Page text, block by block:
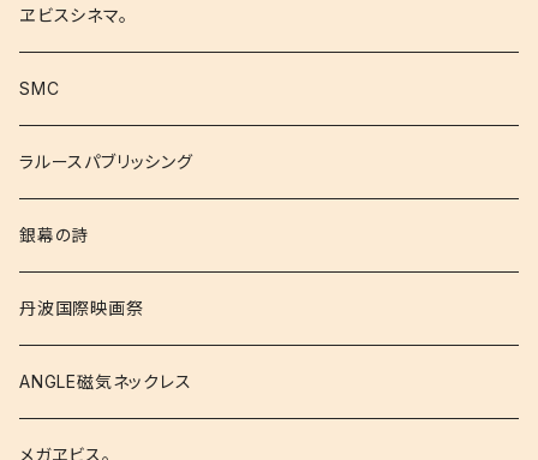
ヱビスシネマ。
SMC
ラルースパブリッシング
銀幕の詩
丹波国際映画祭
ANGLE磁気ネックレス
メガヱビス。